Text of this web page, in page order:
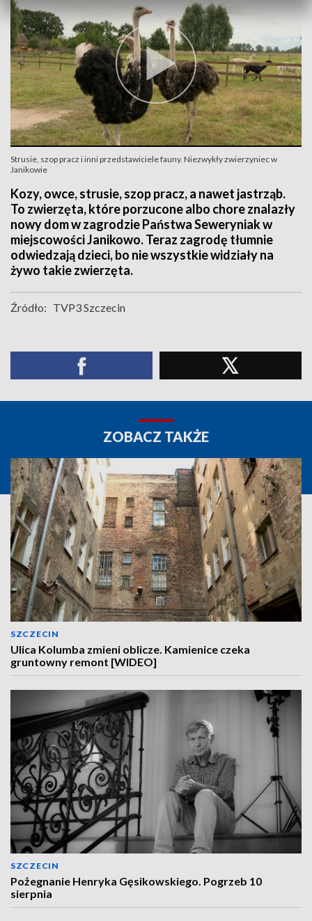
Strusie, szop pracz i inni przedstawiciele fauny. Niezwykły zwierzyniec w
Janikowie
Kozy, owce, strusie, szop pracz, a nawet jastrząb.
To zwierzęta, które porzucone albo chore znalazły
nowy dom w zagrodzie Państwa Seweryniak w
miejscowości Janikowo. Teraz zagrodę tłumnie
odwiedzają dzieci, bo nie wszystkie widziały na
żywo takie zwierzęta.
Źródło: TVP3 Szczecin
ZOBACZ TAKŻE
SZCZECIN
Ulica Kolumba zmieni oblicze. Kamienice czeka
gruntowny remont [WIDEO]
SZCZECIN
Pożegnanie Henryka Gęsikowskiego. Pogrzeb 10
sierpnia